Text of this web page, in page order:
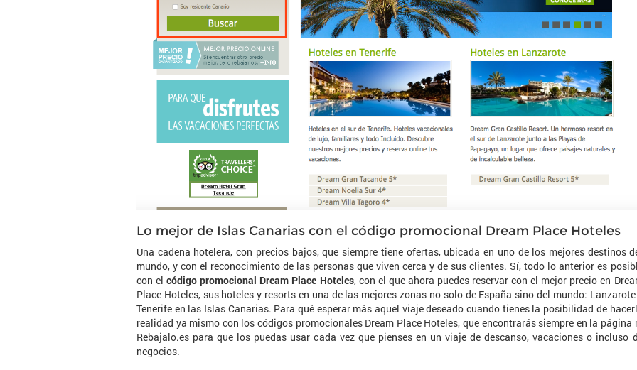
Lo mejor de Islas Canarias con el código promocional Dream Place Hoteles
Una cadena hotelera, con precios bajos, que siempre tiene ofertas, ubicada en uno de los mejores destinos
mundo, y con el reconocimiento de las personas que viven cerca y de sus clientes. Sí, todo lo anterior es
con elcódigo promocional Dream Place Hoteles, con el que ahora puedes reservar con el mejor precio en
Place Hoteles, sus hoteles y resorts en una de las mejores zonas no solo de España sino del mundo:
Tenerife en las Islas Canarias. Para qué esperar más aquel viaje deseado cuando tienes la posibilidad de
realidad ya mismo con los códigos promocionales Dream Place Hoteles, que encontrarás siempre en la página
Rebajalo.es para que los puedas usar cada vez que pienses en un viaje de descanso, vacaciones o incluso
negocios.